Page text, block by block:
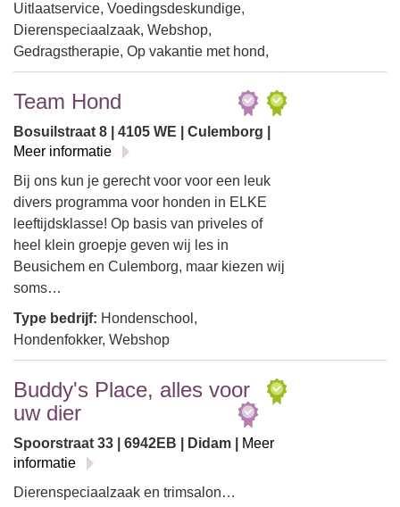
Uitlaatservice, Voedingsdeskundige,
Dierenspeciaalzaak, Webshop,
Gedragstherapie, Op vakantie met hond,
Team Hond
Bosuilstraat 8 | 4105 WE | Culemborg |
Meer informatie
Bij ons kun je gerecht voor voor een leuk
divers programma voor honden in ELKE
leeftijdsklasse! Op basis van priveles of
heel klein groepje geven wij les in
Beusichem en Culemborg, maar kiezen wij
soms…
Type bedrijf: Hondenschool,
Hondenfokker, Webshop
Buddy's Place, alles voor
uw dier
Spoorstraat 33 | 6942EB | Didam |
Meer
informatie
Dierenspeciaalzaak en trimsalon…